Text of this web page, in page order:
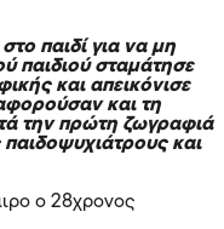
παιδί για να μη
παιδιού σταμάτησε
και απεικόνισε
και τη
την πρώτη ζωγραφιά
παιδοψυχιάτρους και
ο 28χρονος